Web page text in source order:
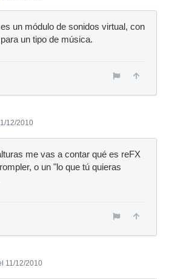
un módulo de sonidos virtual, con
un tipo de música.
12/2010
me vas a contar qué es reFX
o un "lo que tú quieras
11/12/2010